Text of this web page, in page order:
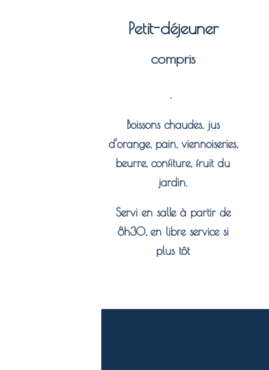
Petit-déjeuner
compris
.
Boissons chaudes, jus
d’orange, pain, viennoiseries,
beurre, confiture, fruit du
jardin.
Servi en salle à partir de
8h30, en libre service si
plus tôt